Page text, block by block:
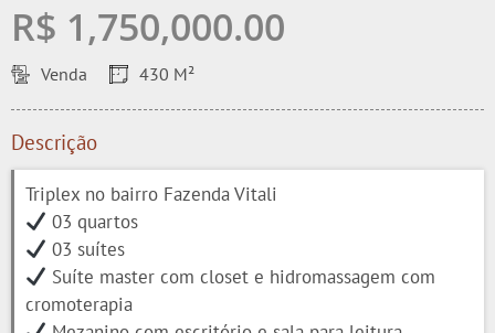
R$ 1,750,000.00
Venda 430 M²
Descrição
Triplex no bairro Fazenda Vitali
03 quartos
03 suítes
Suíte master com closet e hidromassagem com
cromoterapia